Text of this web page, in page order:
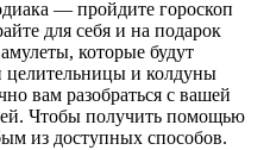
— пройдите гороскоп
для себя и на подарок
которые будут
и колдуны
вам разобраться с вашей
Чтобы получить помощью
из доступных способов.